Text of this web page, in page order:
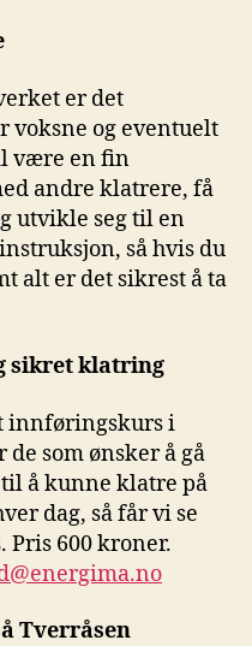
er det
og eventuelt
være en fin
andre klatrere, få
utvikle seg til en
så hvis du
alt er det sikrest å ta
sikret klatring
innføringskurs i
som ønsker å gå
å kunne klatre på
dag, så får vi se
Pris 600 kroner.
Tverråsen